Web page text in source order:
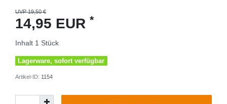
UVP 19,50 €
14,95 EUR *
Inhalt 1 Stück
Lagerware, sofort verfügbar
Artikel-ID: 1154